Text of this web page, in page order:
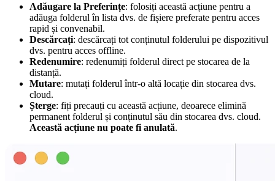
Adăugare la Preferințe: folosiți această acțiune pentru a
adăuga folderul în lista dvs. de fișiere preferate pentru acces
rapid și convenabil.
Descărcați: descărcați tot conținutul folderului pe dispozitivul
dvs. pentru acces offline.
Redenumire: redenumiți folderul direct pe stocarea de la
distanță.
Mutare: mutați folderul într-o altă locație din stocarea dvs.
cloud.
Șterge: fiți precauți cu această acțiune, deoarece elimină
permanent folderul și conținutul său din stocarea dvs. cloud.
Această acțiune nu poate fi anulată.